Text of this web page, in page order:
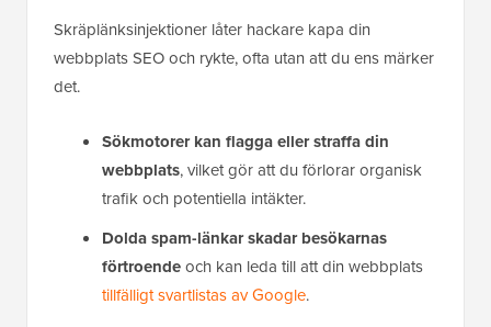
Skräplänksinjektioner låter hackare kapa din
webbplats SEO och rykte, ofta utan att du ens märker
det.
Sökmotorer kan flagga eller straffa din
webbplats, vilket gör att du förlorar organisk
trafik och potentiella intäkter.
Dolda spam-länkar skadar besökarnas
förtroendeoch kan leda till att din webbplats
tillfälligt svartlistas av Google.